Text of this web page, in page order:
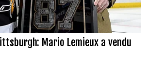
Mario Lemieux a vendu